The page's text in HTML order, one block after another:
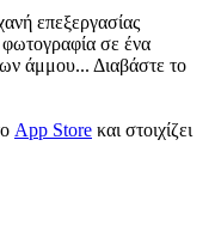
επεξεργασίας
σε ένα
άμμου... Διαβάστε το
App Store και στοιχίζει